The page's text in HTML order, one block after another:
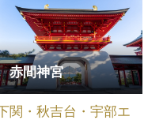
赤間神宮
関・秋吉台・宇部エ